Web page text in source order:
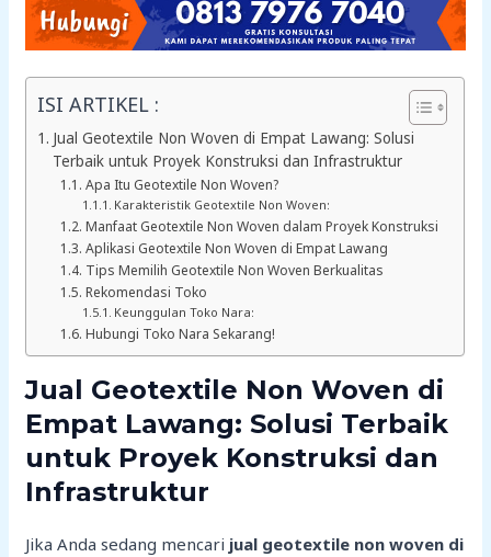
ISI ARTIKEL :
Jual Geotextile Non Woven di Empat Lawang: Solusi
Terbaik untuk Proyek Konstruksi dan Infrastruktur
Apa Itu Geotextile Non Woven?
Karakteristik Geotextile Non Woven:
Manfaat Geotextile Non Woven dalam Proyek Konstruksi
Aplikasi Geotextile Non Woven di Empat Lawang
Tips Memilih Geotextile Non Woven Berkualitas
Rekomendasi Toko
Keunggulan Toko Nara:
Hubungi Toko Nara Sekarang!
Jual Geotextile Non Woven di
Empat Lawang: Solusi Terbaik
untuk Proyek Konstruksi dan
Infrastruktur
Jika Anda sedang mencari jual geotextile non woven di